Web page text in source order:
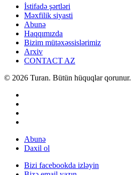
İstifadə şərtləri
Məxfilik siyasti
Abunə
Haqqımızda
Bizim mütəxəssislərimiz
Arxiv
CONTACT AZ
© 2026 Turan. Bütün hüquqlar qorunur.
Abunə
Daxil ol
Bizi facebookda izləyin